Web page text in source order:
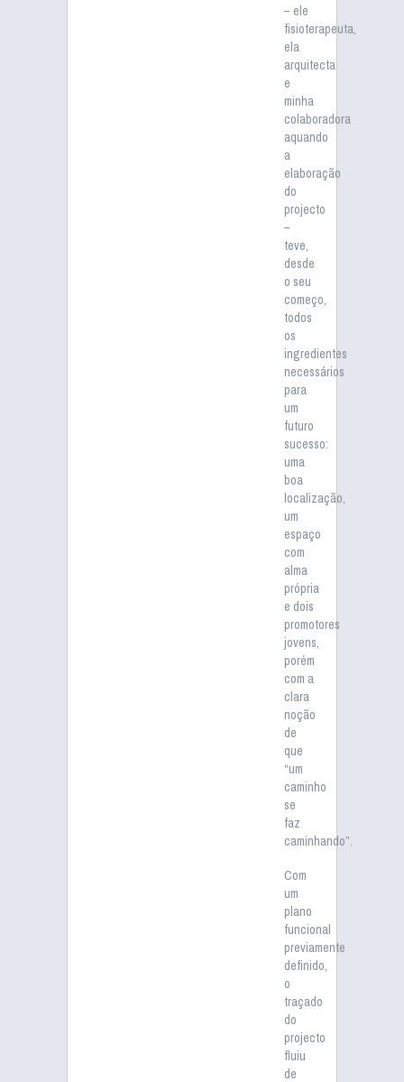
– ele
fisioterapeuta,
ela
arquitecta
e
minha
colaboradora
aquando
a
elaboração
do
projecto
–
teve,
desde
o seu
começo,
todos
os
ingredientes
necessários
para
um
futuro
sucesso:
uma
boa
localização,
um
espaço
com
alma
própria
e dois
promotores
jovens,
porém
com a
clara
noção
de
que
“um
caminho
se
faz
caminhando”.
Com
um
plano
funcional
previamente
definido,
o
traçado
do
projecto
fluiu
de